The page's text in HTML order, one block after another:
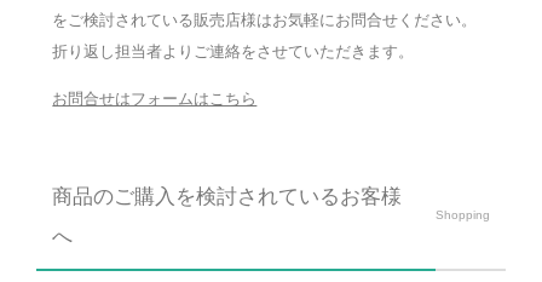
をご検討されている販売店様はお気軽にお問合せください。
折り返し担当者よりご連絡をさせていただきます。
お問合せはフォームはこちら
商品のご購入を検討されているお客様
へ
Shopping